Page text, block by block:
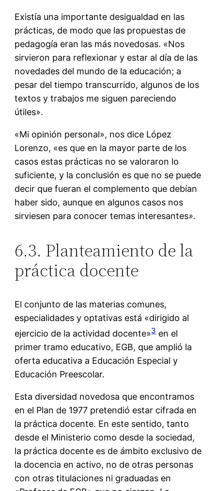
Existía una importante desigualdad en las
prácticas, de modo que las propuestas de
pedagogía eran las más novedosas. «Nos
sirvieron para reflexionar y estar al día de las
novedades del mundo de la educación; a
pesar del tiempo transcurrido, algunos de los
textos y trabajos me siguen pareciendo
útiles».
«Mi opinión personal», nos dice López
Lorenzo, «es que en la mayor parte de los
casos estas prácticas no se valoraron lo
suficiente, y la conclusión es que no se puede
decir que fueran el complemento que debían
haber sido, aunque en algunos casos nos
sirviesen para conocer temas interesantes».
6.3. Planteamiento de la
práctica docente
El conjunto de las materias comunes,
especialidades y optativas está «dirigido al
ejercicio de la actividad docente»3en el
primer tramo educativo, EGB, que amplió la
oferta educativa a Educación Especial y
Educación Preescolar.
Esta diversidad novedosa que encontramos
en el Plan de 1977 pretendió estar cifrada en
la práctica docente. En este sentido, tanto
desde el Ministerio como desde la sociedad,
la práctica docente es de ámbito exclusivo de
la docencia en activo, no de otras personas
con otras titulaciones ni graduadas en